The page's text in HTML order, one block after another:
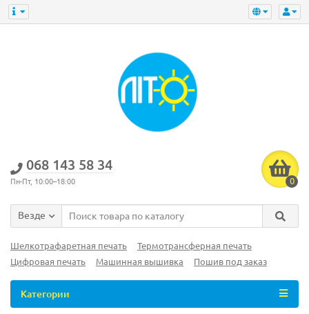
‎068 143 58 34
Пн-Пт, 10:00–18:00 0
Везде
Шелкотрафаретная печать
Термотрансферная печать
Цифровая печать
Машинная вышивка Пошив под заказ
Категории